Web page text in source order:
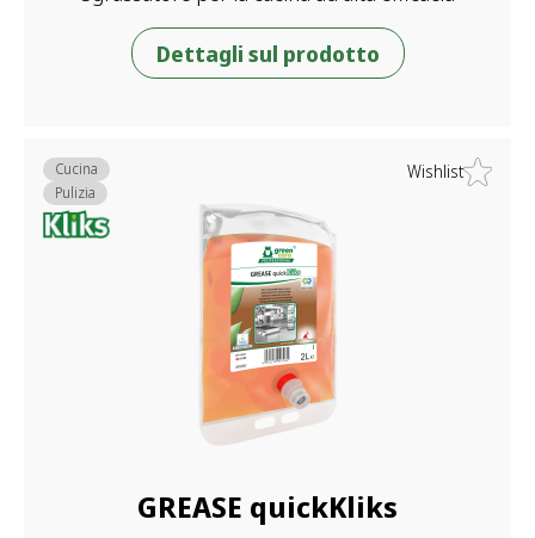
Dettagli sul prodotto
Wishlist
GREASE quickKliks
Cucina
Pulizia